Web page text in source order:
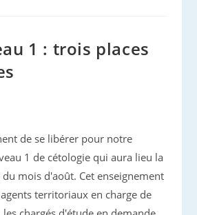
1 : trois places
de se libérer pour notre
1 de cétologie qui aura lieu la
mois d'août. Cet enseignement
territoriaux en charge de